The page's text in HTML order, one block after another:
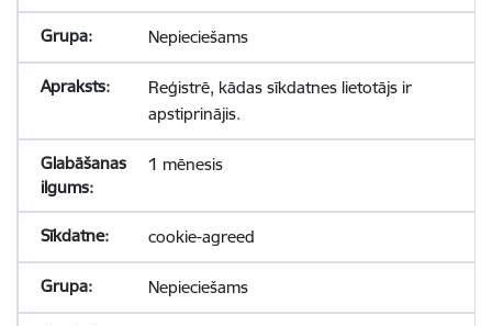
Nepieciešams
Reģistrē, kādas sīkdatnes lietotājs ir
apstiprinājis.
1 mēnesis
cookie-agreed
Nepieciešams